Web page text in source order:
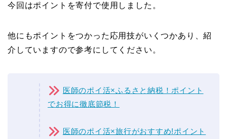
今回はポイントを寄付で使用しました。
他にもポイントをつかった応用技がいくつかあり、紹
介していますので参考にしてください。
医師のポイ活×ふるさと納税！ポイント
でお得に徹底節税！
医師のポイ活×旅行がおすすめ!ポイント